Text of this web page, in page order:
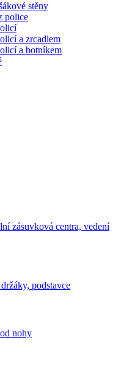
stěny
police
a zrcadlem
a botníkem
zásuvková centra, vedení
podstavce
nohy